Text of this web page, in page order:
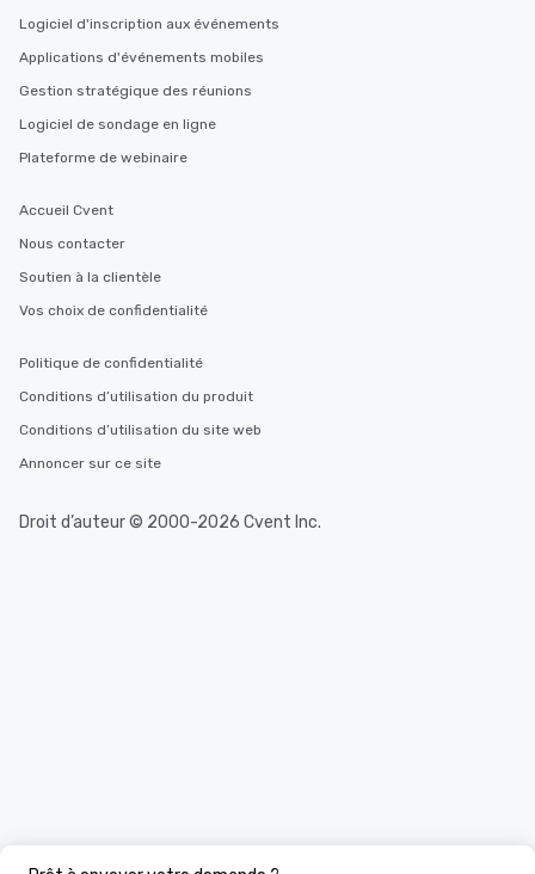
Logiciel d'inscription aux événements
Applications d'événements mobiles
Gestion stratégique des réunions
Logiciel de sondage en ligne
Plateforme de webinaire
Accueil Cvent
Nous contacter
Soutien à la clientèle
Vos choix de confidentialité
Politique de confidentialité
Conditions d’utilisation du produit
Conditions d’utilisation du site web
Annoncer sur ce site
Droit d’auteur © 2000-2026 Cvent Inc.